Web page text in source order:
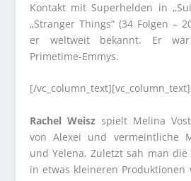
Kontakt mit Superhelden in
„Stranger Things“ (34 Folgen –
er weltweit bekannt. Er
Primetime-Emmys.
[/vc_column_text][vc_column_text]
Rachel Weisz spielt Melina
von Alexei und vermeintliche
und Yelena. Zuletzt sah man
in etwas kleineren Produktionen